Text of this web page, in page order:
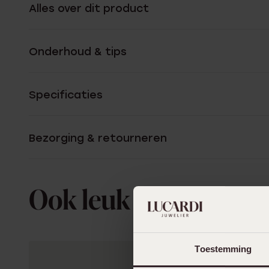
Toestemming
Alles over dit product
Onderhoud & tips
Specificaties
Bezorging & retourneren
Ook leuk voor jou